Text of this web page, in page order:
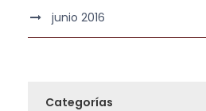
junio 2016
Categorías